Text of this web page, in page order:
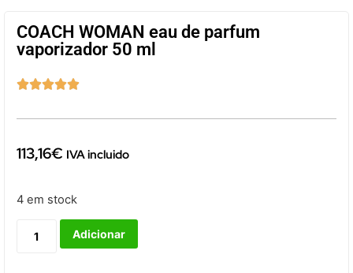
COACH WOMAN eau de parfum
vaporizador 50 ml

113,16€ IVA incluido
4 em stock
Adicionar